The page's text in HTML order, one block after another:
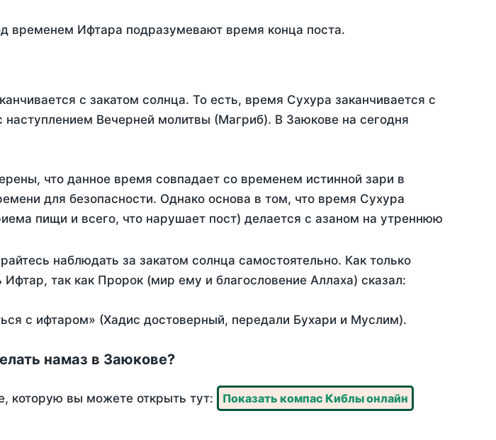
временем Ифтара подразумевают время конца поста.
с закатом солнца. То есть, время Сухура заканчивается с
Вечерней молитвы (Магриб). В Заюкове на сегодня
что данное время совпадает со временем истинной зари в
для безопасности. Однако основа в том, что время Сухура
пищи и всего, что нарушает пост) делается с азаном на утреннюю
наблюдать за закатом солнца самостоятельно. Как только
так как Пророк (мир ему и благословение Аллаха) сказал:
с ифтаром» (Хадис достоверный, передали Бухари и Муслим).
намаз в Заюкове?
которую вы можете открыть тут: Показать компас Киблы онлайн